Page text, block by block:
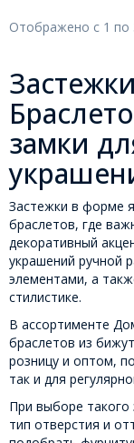
Отображено с 1 по
замки
Застежки в форме
браслетов, где
декоративный
украшений ручной
элементами, а
стилистике.
В ассортименте
браслетов из
розницу и оптом,
так и для
При выборе
тип отверстия и